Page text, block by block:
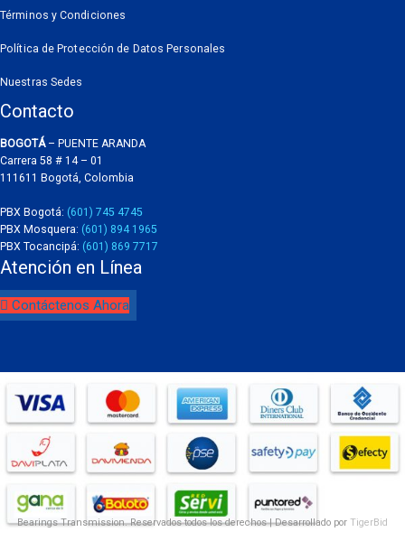
Términos y Condiciones
Política de Protección de Datos Personales
Nuestras Sedes
Contacto
BOGOTÁ– PUENTE ARANDA
Carrera 58 # 14 – 01
111611 Bogotá, Colombia
PBX Bogotá: (601) 745 4745
PBX Mosquera: (601) 894 1965
PBX Tocancipá: (601) 869 7717
Atención en Línea
Contáctenos Ahora
Bearings Transmission. Reservados todos los derechos | Desarrollado por TigerBid